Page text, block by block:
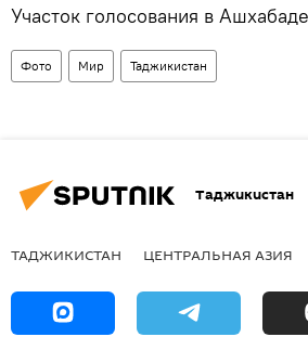
Участок голосования в
Фото Мир Таджикистан
Таджикистан
ТАДЖИКИСТАН ЦЕНТРАЛЬНАЯ АЗИЯ